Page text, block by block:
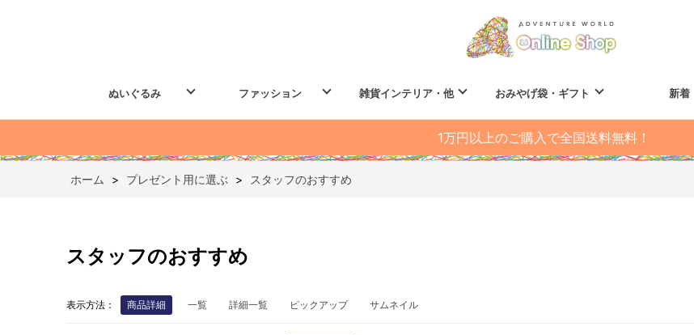
ぬいぐるみ ファッション 雑貨インテリア・他 おみやげ袋・ギフト 新着
1万円以上のご購入で全国送料無料！
ホーム > プレゼント用に選ぶ > スタッフのおすすめ
スタッフのおすすめ
表示方法： 商品詳細 一覧 詳細一覧 ピックアップ サムネイル